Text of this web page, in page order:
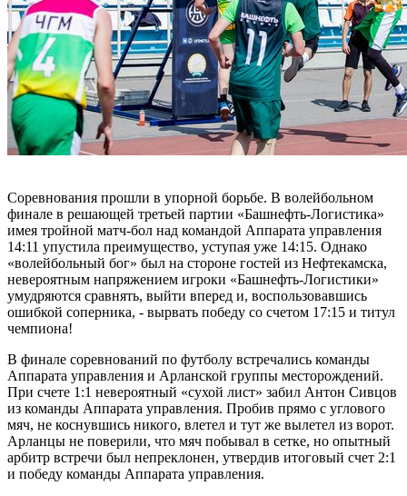
Соревнования прошли в упорной борьбе. В волейбольном
финале в решающей третьей партии «Башнефть-Логистика»
имея тройной матч-бол над командой Аппарата управления
14:11 упустила преимущество, уступая уже 14:15. Однако
«волейбольный бог» был на стороне гостей из Нефтекамска,
невероятным напряжением игроки «Башнефть-Логистики»
умудряются сравнять, выйти вперед и, воспользовавшись
ошибкой соперника, - вырвать победу со счетом 17:15 и титул
чемпиона!
В финале соревнований по футболу встречались команды
Аппарата управления и Арланской группы месторождений.
При счете 1:1 невероятный «сухой лист» забил Антон Сивцов
из команды Аппарата управления. Пробив прямо с углового
мяч, не коснувшись никого, влетел и тут же вылетел из ворот.
Арланцы не поверили, что мяч побывал в сетке, но опытный
арбитр встречи был непреклонен, утвердив итоговый счет 2:1
и победу команды Аппарата управления.